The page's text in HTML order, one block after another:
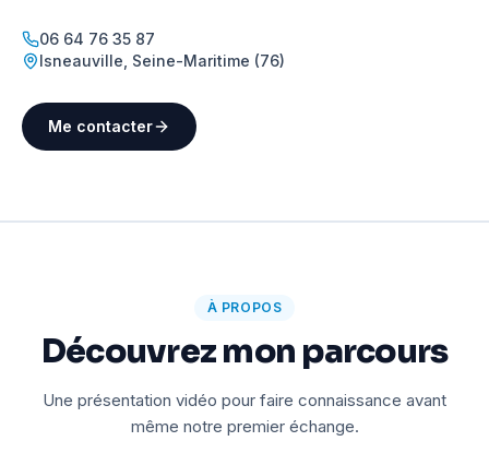
06 64 76 35 87
Isneauville Seine-Maritime (76)
Me contacter
À PROPOS
Découvrez mon parcours
Une présentation vidéo pour faire connaissance avant
même notre premier échange.